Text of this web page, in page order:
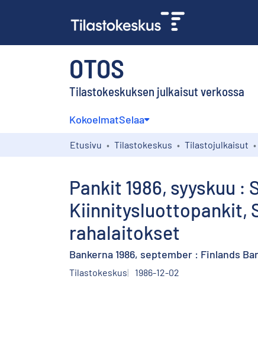
OTOS
Tilastokeskuksen julkaisut verkossa
KokoelmatSelaa
Etusivu Tilastokeskus Tilastojulkaisut
Pankit 1986, syyskuu
Kiinnitysluottopankit,
rahalaitokset
Bankerna 1986, september : Finlands
Tilastokeskus 1986-12-02